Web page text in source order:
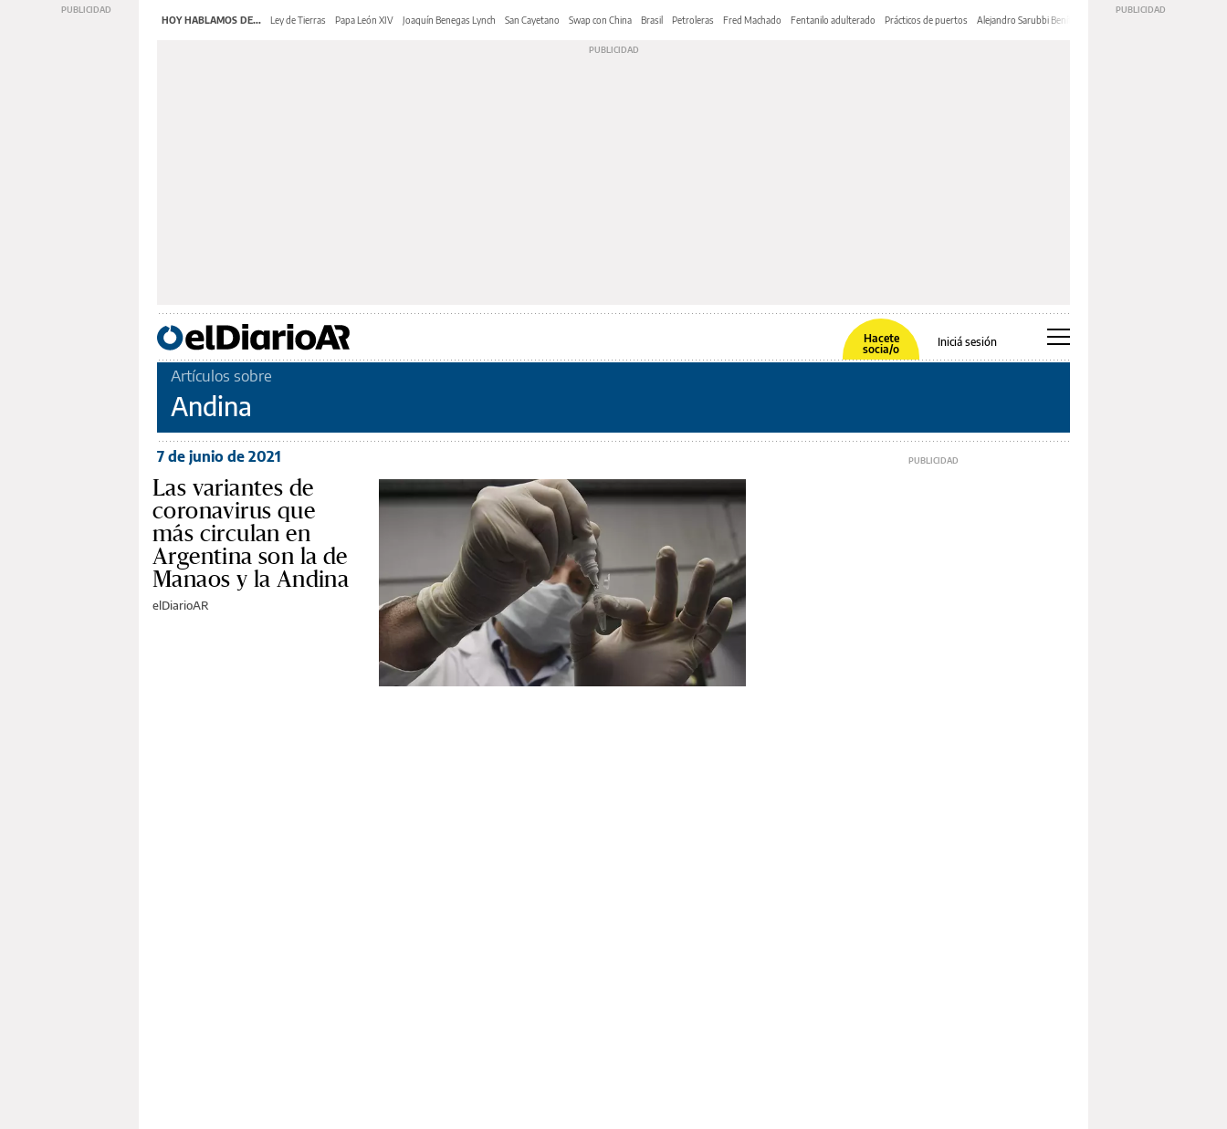
HOY HABLAMOS DE... Ley de Tierras Papa León XIV Joaquín Benegas Lynch San Cayetano Swap con China Brasil Petroleras Fred Machado Fentanilo adulterado Prácticos de puertos Alejandro Sarubbi Benítez
Hacete
socia/o
Iniciá sesión
Artículos sobre
Andina
7 de junio de 2021
Las variantes de
coronavirus que
más circulan en
Argentina son la de
Manaos y la Andina
elDiarioAR